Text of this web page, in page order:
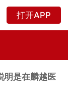
打开APP
明是在麟越医